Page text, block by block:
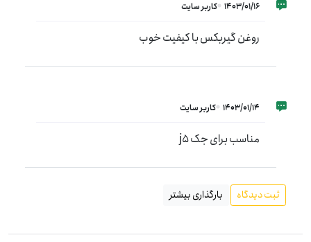
1403/01/16 کاربر سایت
روغن گیربکس با کیفیت خوب
1403/01/14 کاربر سایت
مناسب برای جک j5
ثبت دیدگاه بارگذاری بیشتر